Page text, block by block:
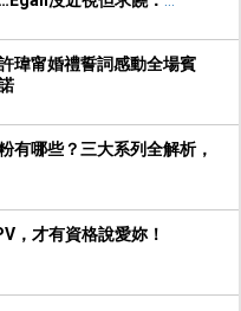
瑋甯婚禮誓詞感動全場賓
有哪些？三大系列全解析，
，才有資格說愛妳！